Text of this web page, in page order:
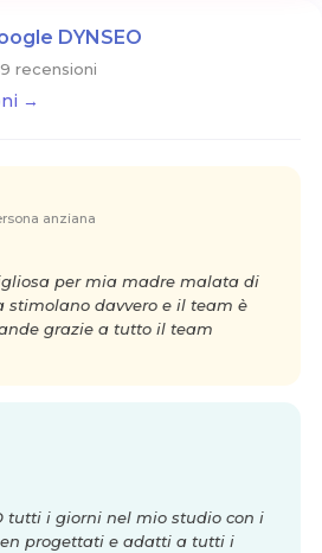
DYNSEO
recensioni
→
anziana
per mia madre malata di
stimolano davvero e il team è
grazie a tutto il team
tutti i giorni nel mio studio con i
progettati e adatti a tutti i